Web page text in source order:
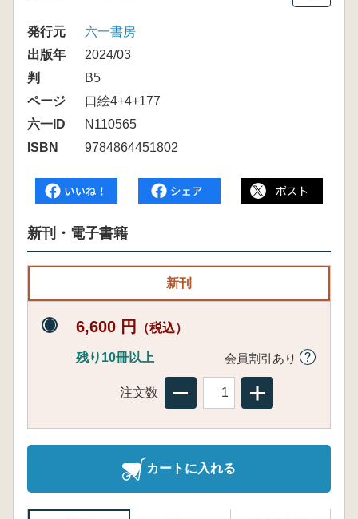
発行元
六一書房
出版年
2024/03
判
B5
ページ
口絵4+4+177
六一ID
N110565
ISBN
9784864451802
新刊・電子書籍
新刊
6,600 円 （税込）
残り10冊以上 会員割引あり
注文数
カートに入れる